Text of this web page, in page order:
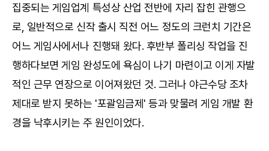
집중되는 게임업계 특성상 산업 전반에 자리 잡힌 관행으
로, 일반적으로 신작 출시 직전 어느 정도의 크런치 기간은
어느 게임사에서나 진행돼 왔다. 후반부 폴리싱 작업을 진
행하다보면 게임 완성도에 욕심이 나기 마련이고 이게 자발
적인 근무 연장으로 이어져왔던 것. 그러나 야근수당 조차
제대로 받지 못하는 '포괄임금제' 등과 맞물려 게임 개발 환
경을 낙후시키는 주 원인이었다.